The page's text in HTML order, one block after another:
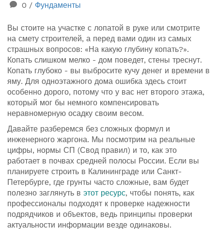
0 / Фундаменты
Вы стоите на участке с лопатой в руке или смотрите
на смету строителей, а перед вами один из самых
страшных вопросов: «На какую глубину копать?».
Копать слишком мелко - дом поведет, стены треснут.
Копать глубоко - вы выбросите кучу денег и времени в
яму. Для одноэтажного дома ошибка здесь стоит
особенно дорого, потому что у вас нет второго этажа,
который мог бы немного компенсировать
неравномерную осадку своим весом.
Давайте разберемся без сложных формул и
инженерного жаргона. Мы посмотрим на реальные
цифры, нормы СП (Свод правил) и то, как это
работает в почвах средней полосы России. Если вы
планируете строить в Калининграде или Санкт-
Петербурге, где грунты часто сложные, вам будет
полезно заглянуть в этот ресурс, чтобы понять, как
профессионалы подходят к проверке надежности
подрядчиков и объектов, ведь принципы проверки
актуальности информации везде одинаковы.